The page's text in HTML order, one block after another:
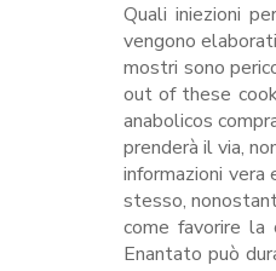
Quali iniezioni
vengono
mostri sono
out of these
anabolicos
prenderà il via,
informazioni
stesso,
come favorire la
Enantato può